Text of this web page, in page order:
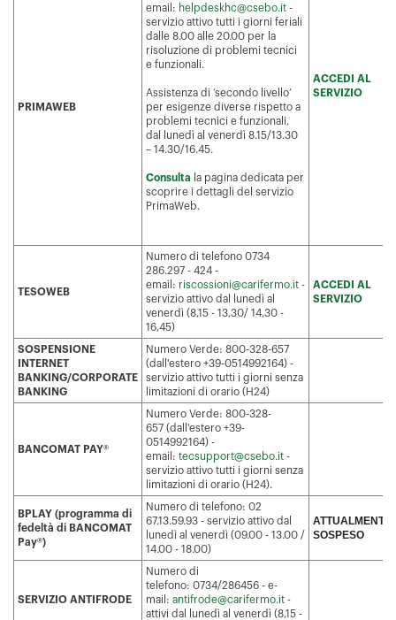
PRIMAWEB
email: helpdeskhc@csebo.it -
servizio attivo tutti i giorni feriali
dalle 8.00 alle 20.00 per la
risoluzione di problemi tecnici
e funzionali.
Assistenza di ‘secondo livello’
per esigenze diverse rispetto a
problemi tecnici e funzionali,
dal lunedì al venerdì 8.15/13.30
– 14.30/16.45.
Consulta la pagina dedicata per
scoprire i dettagli del servizio
PrimaWeb.
ACCEDI AL
SERVIZIO
TESOWEB
Numero di telefono 0734
286.297 - 424 -
email: riscossioni@carifermo.it -
servizio attivo dal lunedì al
venerdì (8,15 - 13,30/ 14,30 -
16,45)
ACCEDI AL
SERVIZIO
SOSPENSIONE
INTERNET
BANKING/CORPORATE
BANKING
Numero Verde: 800-328-657
(dall'estero +39-0514992164) -
servizio attivo tutti i giorni senza
limitazioni di orario (H24)
BANCOMAT PAY®
Numero Verde: 800-328-
657 (dall'estero +39-
0514992164) -
email: tecsupport@csebo.it -
servizio attivo tutti i giorni senza
limitazioni di orario (H24).
BPLAY (programma di
fedeltà di BANCOMAT
Pay®)
Numero di telefono: 02
67.13.59.93 - servizio attivo dal
lunedì al venerdì (09.00 - 13.00 /
14.00 - 18.00)
ATTUALMENTE
SOSPESO
SERVIZIO ANTIFRODE
Numero di
telefono: 0734/286456 - e-
mail: antifrode@carifermo.it -
attivi dal lunedì al venerdì (8,15 -